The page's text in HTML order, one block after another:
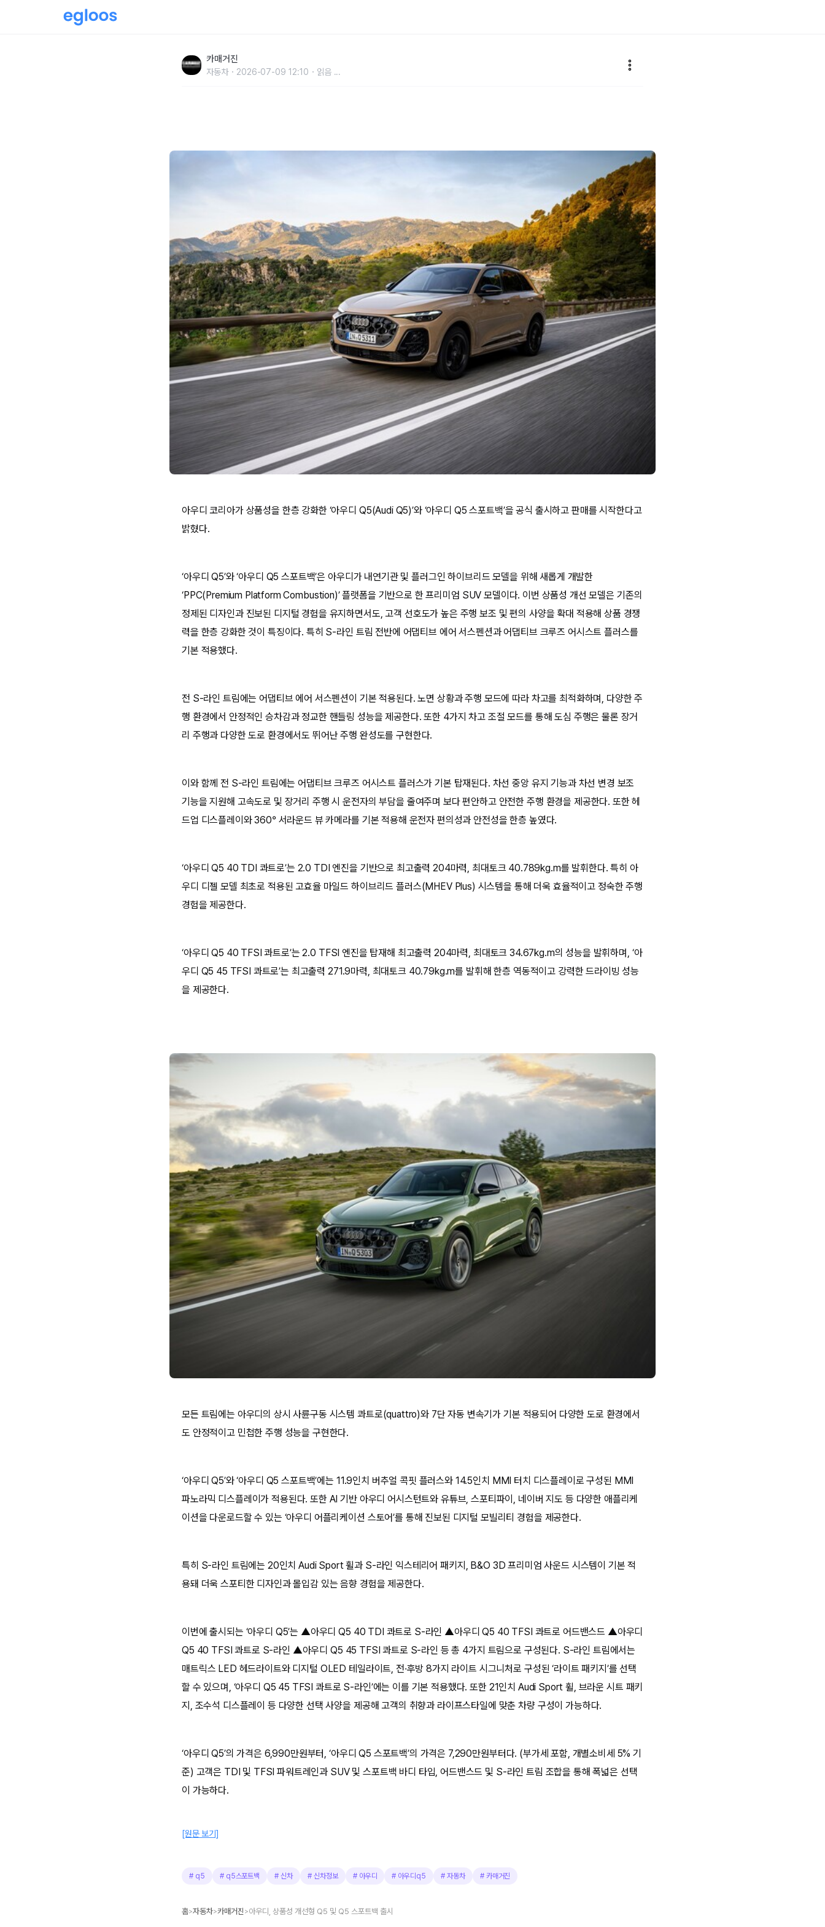
카매거진
자동차 2026-07-09 12:10 읽음 ...
아우디 코리아가 상품성을 한층 강화한 ‘아우디 Q5(Audi Q5)’와 ‘아우디 Q5 스포트백’을 공식 출시하고 판매를 시작한다고
밝혔다.
‘아우디 Q5’와 ‘아우디 Q5 스포트백’은 아우디가 내연기관 및 플러그인 하이브리드 모델을 위해 새롭게 개발한
‘PPC(Premium Platform Combustion)’ 플랫폼을 기반으로 한 프리미엄 SUV 모델이다. 이번 상품성 개선 모델은 기존의
정제된 디자인과 진보된 디지털 경험을 유지하면서도, 고객 선호도가 높은 주행 보조 및 편의 사양을 확대 적용해 상품 경쟁
력을 한층 강화한 것이 특징이다. 특히 S-라인 트림 전반에 어댑티브 에어 서스펜션과 어댑티브 크루즈 어시스트 플러스를
기본 적용했다.
전 S-라인 트림에는 어댑티브 에어 서스펜션이 기본 적용된다. 노면 상황과 주행 모드에 따라 차고를 최적화하며, 다양한 주
행 환경에서 안정적인 승차감과 정교한 핸들링 성능을 제공한다. 또한 4가지 차고 조절 모드를 통해 도심 주행은 물론 장거
리 주행과 다양한 도로 환경에서도 뛰어난 주행 완성도를 구현한다.
이와 함께 전 S-라인 트림에는 어댑티브 크루즈 어시스트 플러스가 기본 탑재된다. 차선 중앙 유지 기능과 차선 변경 보조
기능을 지원해 고속도로 및 장거리 주행 시 운전자의 부담을 줄여주며 보다 편안하고 안전한 주행 환경을 제공한다. 또한 헤
드업 디스플레이와 360° 서라운드 뷰 카메라를 기본 적용해 운전자 편의성과 안전성을 한층 높였다.
‘아우디 Q5 40 TDI 콰트로’는 2.0 TDI 엔진을 기반으로 최고출력 204마력, 최대토크 40.789kg.m를 발휘한다. 특히 아
우디 디젤 모델 최초로 적용된 고효율 마일드 하이브리드 플러스(MHEV Plus) 시스템을 통해 더욱 효율적이고 정숙한 주행
경험을 제공한다.
‘아우디 Q5 40 TFSI 콰트로’는 2.0 TFSI 엔진을 탑재해 최고출력 204마력, 최대토크 34.67kg.m의 성능을 발휘하며, ‘아
우디 Q5 45 TFSI 콰트로’는 최고출력 271.9마력, 최대토크 40.79kg.m를 발휘해 한층 역동적이고 강력한 드라이빙 성능
을 제공한다.
모든 트림에는 아우디의 상시 사륜구동 시스템 콰트로(quattro)와 7단 자동 변속기가 기본 적용되어 다양한 도로 환경에서
도 안정적이고 민첩한 주행 성능을 구현한다.
‘아우디 Q5’와 ‘아우디 Q5 스포트백’에는 11.9인치 버추얼 콕핏 플러스와 14.5인치 MMI 터치 디스플레이로 구성된 MMI
파노라믹 디스플레이가 적용된다. 또한 AI 기반 아우디 어시스턴트와 유튜브, 스포티파이, 네이버 지도 등 다양한 애플리케
이션을 다운로드할 수 있는 ‘아우디 어플리케이션 스토어’를 통해 진보된 디지털 모빌리티 경험을 제공한다.
특히 S-라인 트림에는 20인치 Audi Sport 휠과 S-라인 익스테리어 패키지, B&O 3D 프리미엄 사운드 시스템이 기본 적
용돼 더욱 스포티한 디자인과 몰입감 있는 음향 경험을 제공한다.
이번에 출시되는 ‘아우디 Q5’는 ▲아우디 Q5 40 TDI 콰트로 S-라인 ▲아우디 Q5 40 TFSI 콰트로 어드밴스드 ▲아우디
Q5 40 TFSI 콰트로 S-라인 ▲아우디 Q5 45 TFSI 콰트로 S-라인 등 총 4가지 트림으로 구성된다. S-라인 트림에서는
매트릭스 LED 헤드라이트와 디지털 OLED 테일라이트, 전·후방 8가지 라이트 시그니처로 구성된 ‘라이트 패키지’를 선택
할 수 있으며, ‘아우디 Q5 45 TFSI 콰트로 S-라인’에는 이를 기본 적용했다. 또한 21인치 Audi Sport 휠, 브라운 시트 패키
지, 조수석 디스플레이 등 다양한 선택 사양을 제공해 고객의 취향과 라이프스타일에 맞춘 차량 구성이 가능하다.
‘아우디 Q5’의 가격은 6,990만원부터, ‘아우디 Q5 스포트백’의 가격은 7,290만원부터다. (부가세 포함, 개별소비세 5% 기
준) 고객은 TDI 및 TFSI 파워트레인과 SUV 및 스포트백 바디 타입, 어드밴스드 및 S-라인 트림 조합을 통해 폭넓은 선택
이 가능하다.
[원문 보기]
# q5 # q5스포트백 #신차 # 신차정보 # 아우디 # 아우디q5 # 자동차 # 카매거진
홈>자동차>카매거진 >아우디, 상품성 개선형 Q5 및 Q5 스포트백 출시